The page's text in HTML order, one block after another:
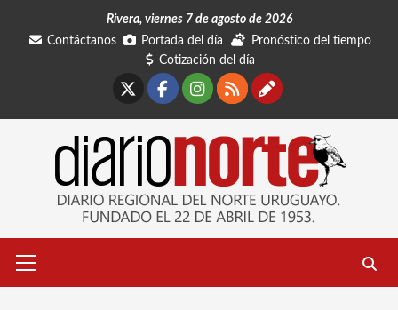
Rivera, viernes 7 de agosto de 2026
Contáctanos
Portada del día
Pronóstico del tiempo
Cotización del día
Facebook
Instagram
RSSContáctanos
primario